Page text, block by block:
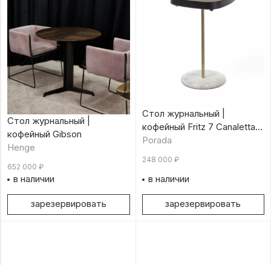
Стол журнальный |
кофейный Gibson
Henge
652 000 ₽
в наличии
зарезервировать
Стол журнальный |
кофейный Fritz 7 Canaletta
Wengé
Porada
248 000 ₽
в наличии
зарезервировать